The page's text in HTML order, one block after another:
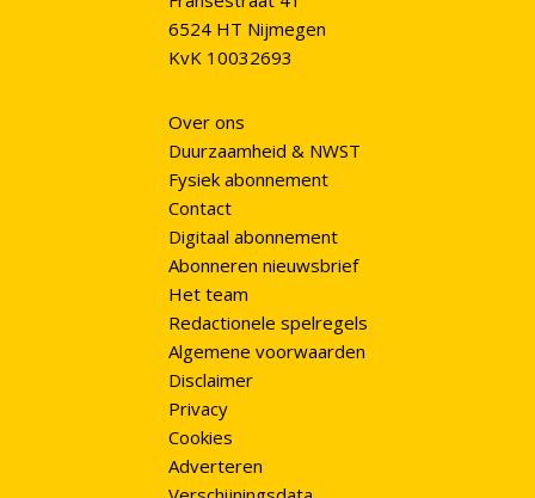
6524 HT Nijmegen
KvK 10032693
Over ons
Duurzaamheid & NWST
Fysiek abonnement
Contact
Digitaal abonnement
Abonneren nieuwsbrief
Het team
Redactionele spelregels
Algemene voorwaarden
Disclaimer
Privacy
Cookies
Adverteren